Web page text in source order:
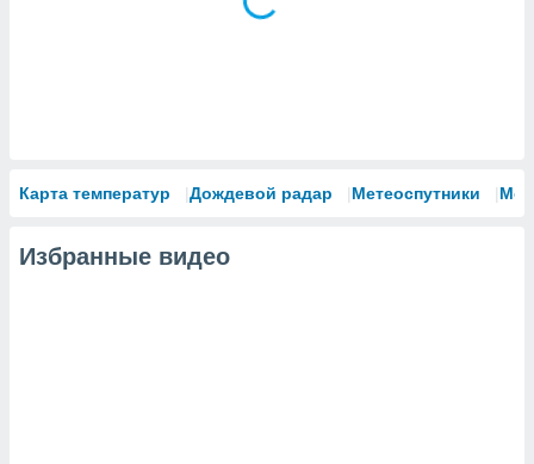
Карта температур Дождевой радар Метеоспутники
Избранные видео